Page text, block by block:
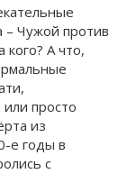
Чужой против
А что,
просто
из
е годы в
с